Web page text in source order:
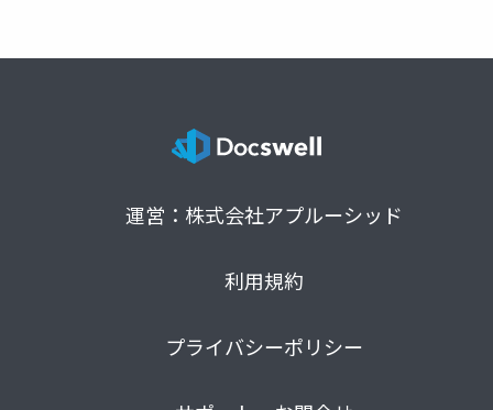
運営：株式会社アプルーシッド
利用規約
プライバシーポリシー